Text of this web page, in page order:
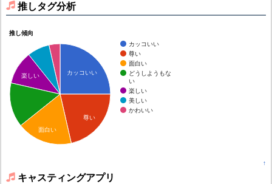
推しタグ分析
推し傾向
カッコいい
尊い
面白い
どうしようもな
い
楽しい
美しい
かわいい
カッコいい
尊い
楽しい
面白い
↑
キャスティングアプリ